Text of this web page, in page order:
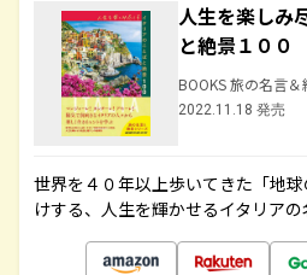
人生を楽しみ
と絶景１００
BOOKS 旅の名言＆
2022.11.18 発売
世界を４０年以上歩いてきた「地
けする、人生を輝かせるイタリア